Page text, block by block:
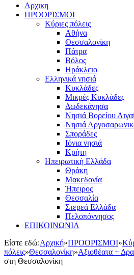
Αρχικη
ΠΡΟΟΡΙΣΜΟΙ
Κύριες πόλεις
Αθήνα
Θεσσαλονίκη
Πάτρα
Βόλος
Ηράκλειο
Ελληνικά νησιά
Κυκλάδες
Μικρές Κυκλάδες
Δωδεκάνησα
Νησιά Βορείου
Νησιά
Σποράδες
Ιόνια νησιά
Κρήτη
Ηπειρωτική Ελλάδα
Θράκη
Μακεδονία
Ήπειρος
Θεσσαλία
Στερεά Ελλάδα
Πελοπόννησος
ΕΠΙΚΟΙΝΩΝΙΑ
Είστε εδώ:Αρχική»ΠΡΟΟΡΙΣΜΟΙ»
πόλεις»Θεσσαλονίκη»Αξιοθέατα +
στη Θεσσαλονίκη